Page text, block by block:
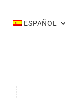
ESPAÑOL